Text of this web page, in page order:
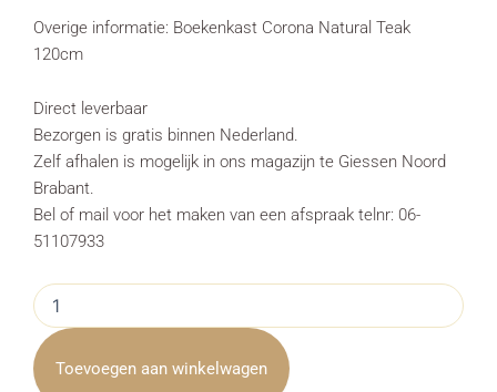
Overige informatie: Boekenkast Corona Natural Teak
120cm
Direct leverbaar
Bezorgen is gratis binnen Nederland.
Zelf afhalen is mogelijk in ons magazijn te Giessen Noord
Brabant.
Bel of mail voor het maken van een afspraak telnr: 06-
51107933
Boekenkast
Corona
Natural
Teak
120cm
Toevoegen aan winkelwagen